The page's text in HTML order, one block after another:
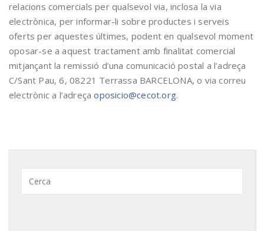
relacions comercials per qualsevol via, inclosa la via
electrònica, per informar-li sobre productes i serveis
oferts per aquestes últimes, podent en qualsevol moment
oposar-se a aquest tractament amb finalitat comercial
mitjançant la remissió d’una comunicació postal a l’adreça
C/Sant Pau, 6, 08221 Terrassa BARCELONA, o via correu
electrònic a l’adreçaoposicio@cecot.org.